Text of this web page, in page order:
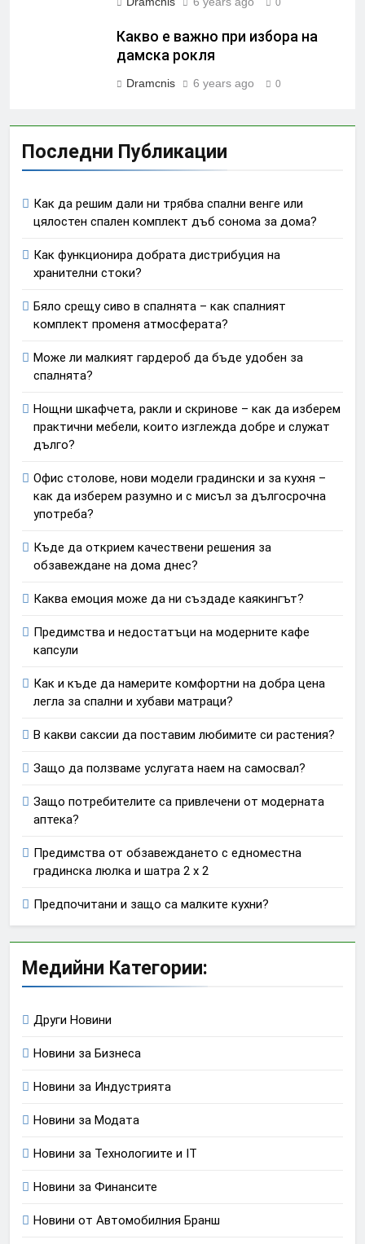
0
Какво е важно при избора на
дамска рокля
Dramcnis 6 years ago 0
Последни Публикации
Как да решим дали ни трябва спални венге или
цялостен спален комплект дъб сонома за дома?
Как функционира добрата дистрибуция на
хранителни стоки?
Бяло срещу сиво в спалнята – как спалният
комплект променя атмосферата?
Може ли малкият гардероб да бъде удобен за
спалнята?
Нощни шкафчета, ракли и скринове – как да изберем
практични мебели, които изглежда добре и служат
дълго?
Офис столове, нови модели градински и за кухня –
как да изберем разумно и с мисъл за дългосрочна
употреба?
Къде да открием качествени решения за
обзавеждане на дома днес?
Каква емоция може да ни създаде каякингът?
Предимства и недостатъци на модерните кафе
капсули
Как и къде да намерите комфортни на добра цена
легла за спални и хубави матраци?
В какви саксии да поставим любимите си растения?
Защо да ползваме услугата наем на самосвал?
Защо потребителите са привлечени от модерната
аптека?
Предимства от обзавеждането с едноместна
градинска люлка и шатра 2 х 2
Предпочитани и защо са малките кухни?
Медийни Категории:
Други Новини
Новини за Бизнеса
Новини за Индустрията
Новини за Модата
Новини за Технологиите и IT
Новини за Финансите
Новини от Автомобилния Бранш